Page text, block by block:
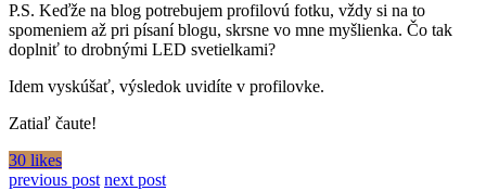
P.S. Keďže na blog potrebujem profilovú fotku, vždy si na to
spomeniem až pri písaní blogu, skrsne vo mne myšlienka. Čo tak
doplniť to drobnými LED svetielkami?
Idem vyskúšať, výsledok uvidíte v profilovke.
Zatiaľ čaute!
30 likes
previous post next post